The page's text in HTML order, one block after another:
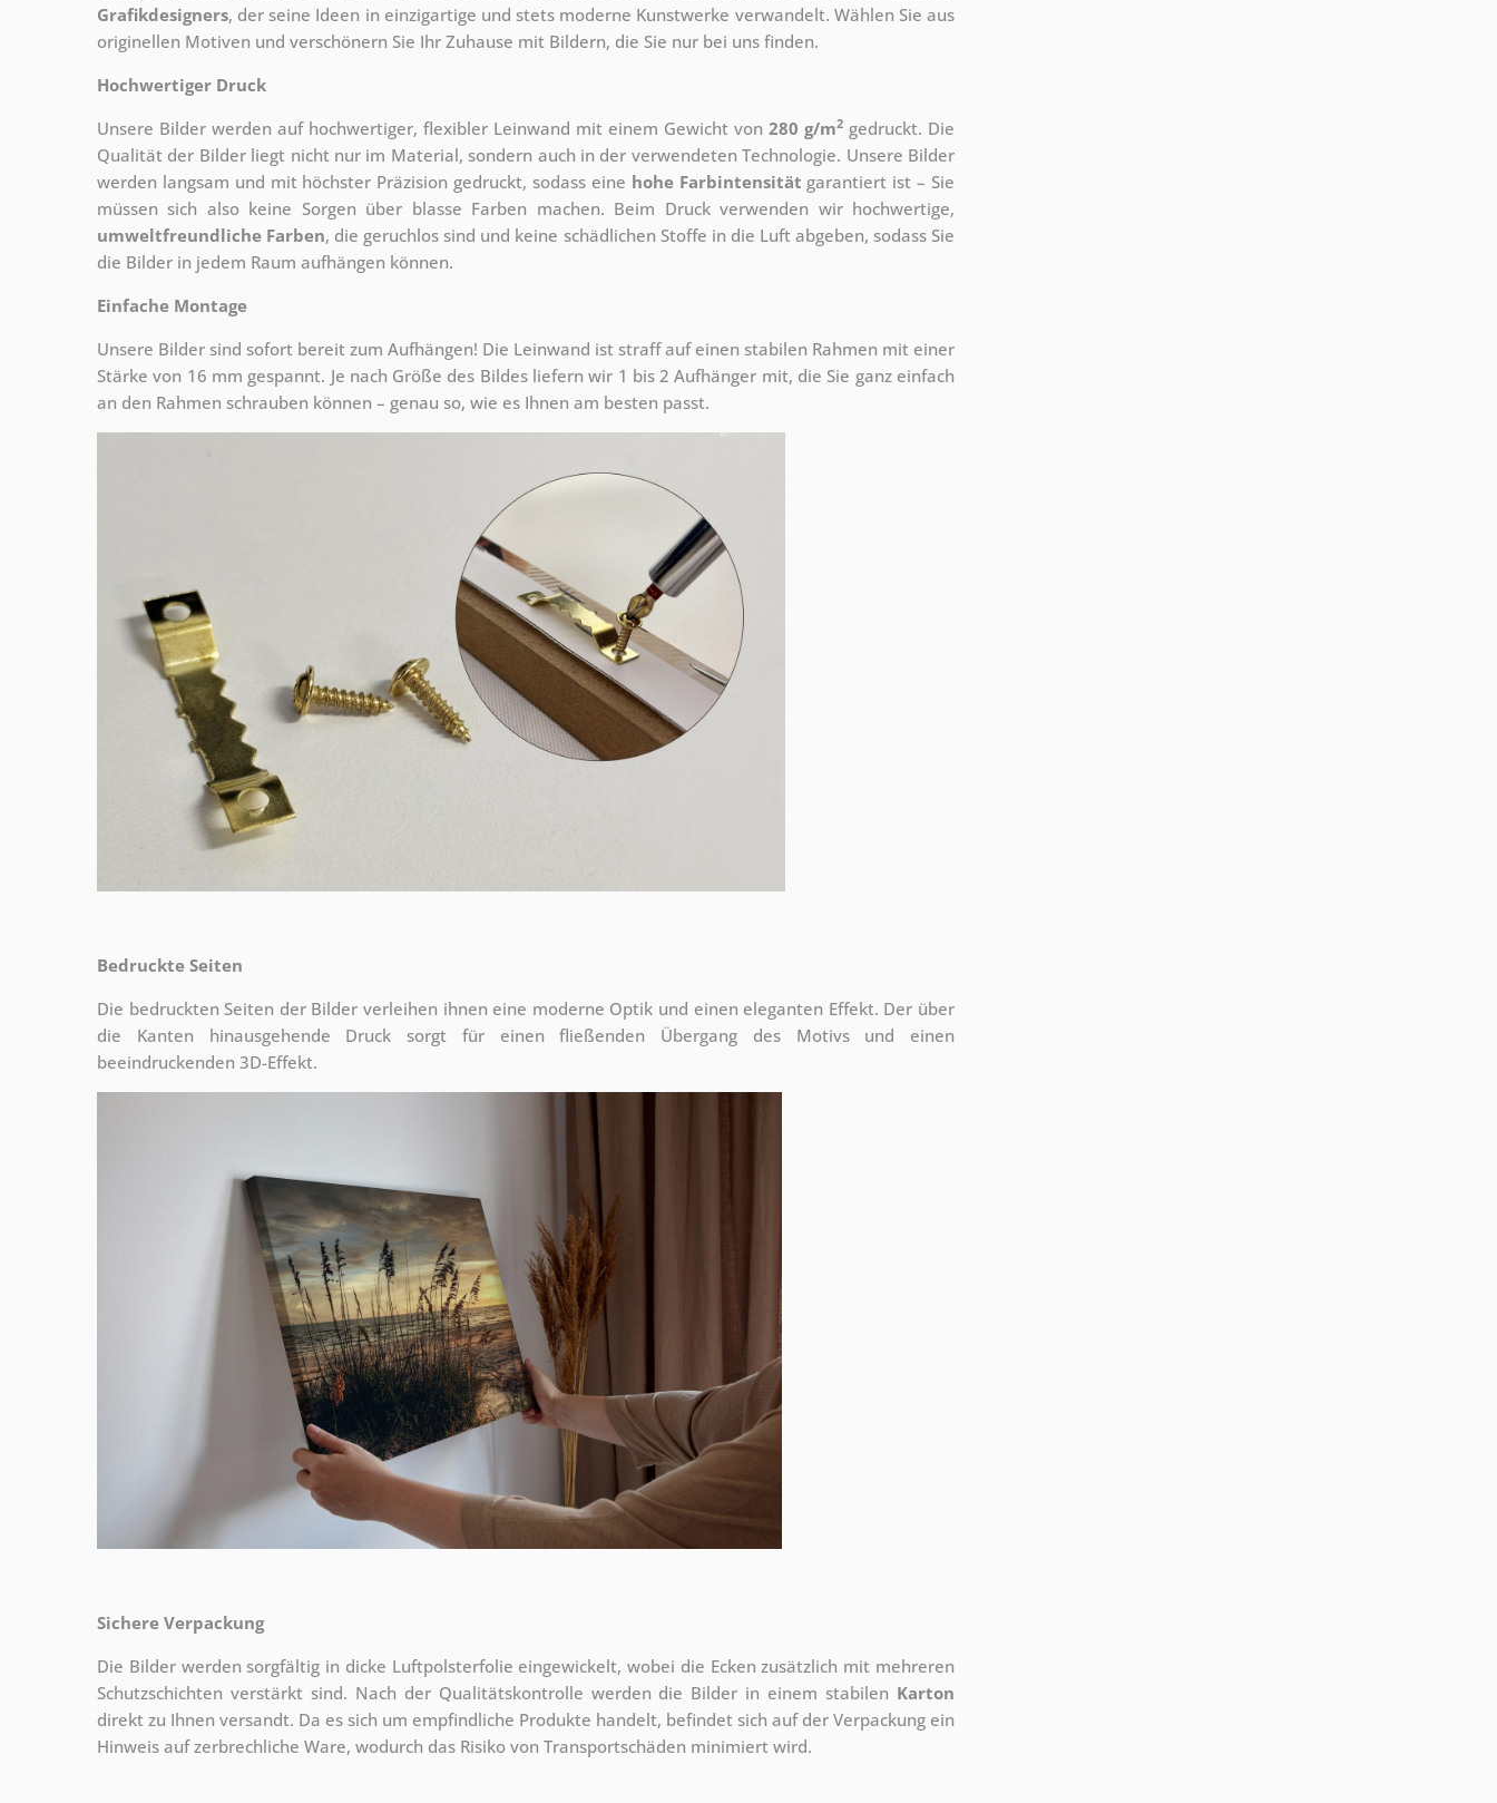
Grafikdesigners, der seine Ideen in einzigartige und stets moderne Kunstwerke verwandelt. Wählen Sie aus
originellen Motiven und verschönern Sie Ihr Zuhause mit Bildern, die Sie nur bei uns finden.
Hochwertiger Druck
Unsere Bilder werden auf hochwertiger, flexibler Leinwand mit einem Gewicht von 280 g/m2 gedruckt. Die
Qualität der Bilder liegt nicht nur im Material, sondern auch in der verwendeten Technologie. Unsere Bilder
werden langsam und mit höchster Präzision gedruckt, sodass eine hohe Farbintensität garantiert ist – Sie
müssen sich also keine Sorgen über blasse Farben machen. Beim Druck verwenden wir hochwertige,
umweltfreundliche Farben, die geruchlos sind und keine schädlichen Stoffe in die Luft abgeben, sodass Sie
die Bilder in jedem Raum aufhängen können.
Einfache Montage
Unsere Bilder sind sofort bereit zum Aufhängen! Die Leinwand ist straff auf einen stabilen Rahmen mit einer
Stärke von 16 mm gespannt. Je nach Größe des Bildes liefern wir 1 bis 2 Aufhänger mit, die Sie ganz einfach
an den Rahmen schrauben können – genau so, wie es Ihnen am besten passt.
Bedruckte Seiten
Die bedruckten Seiten der Bilder verleihen ihnen eine moderne Optik und einen eleganten Effekt. Der über
die Kanten hinausgehende Druck sorgt für einen fließenden Übergang des Motivs und einen
beeindruckenden 3D-Effekt.
Sichere Verpackung
Die Bilder werden sorgfältig in dicke Luftpolsterfolie eingewickelt, wobei die Ecken zusätzlich mit mehreren
Schutzschichten verstärkt sind. Nach der Qualitätskontrolle werden die Bilder in einem stabilen Karton
direkt zu Ihnen versandt. Da es sich um empfindliche Produkte handelt, befindet sich auf der Verpackung ein
Hinweis auf zerbrechliche Ware, wodurch das Risiko von Transportschäden minimiert wird.